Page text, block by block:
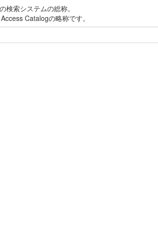
検索システムの総称。
Catalogの略称です。